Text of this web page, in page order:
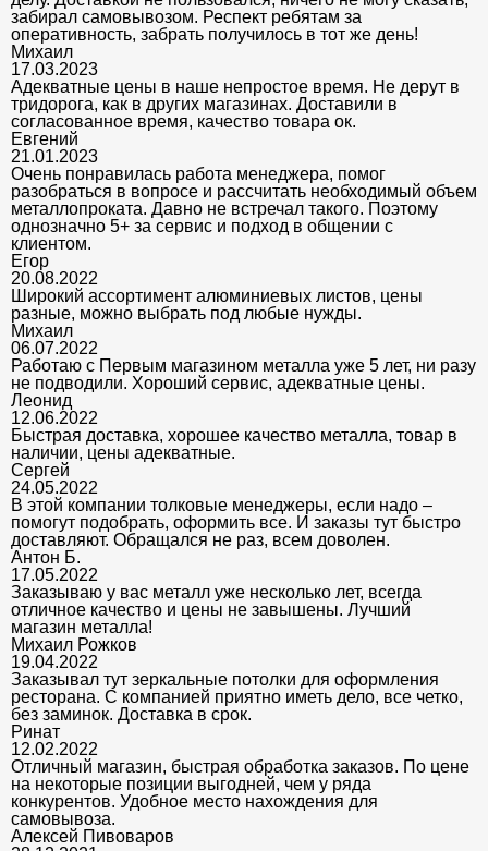
забирал самовывозом. Респект ребятам за
оперативность, забрать получилось в тот же день!
Михаил
17.03.2023
Адекватные цены в наше непростое время. Не дерут в
тридорога, как в других магазинах. Доставили в
согласованное время, качество товара ок.
Евгений
21.01.2023
Очень понравилась работа менеджера, помог
разобраться в вопросе и рассчитать необходимый объем
металлопроката. Давно не встречал такого. Поэтому
однозначно 5+ за сервис и подход в общении с
клиентом.
Егор
20.08.2022
Широкий ассортимент алюминиевых листов, цены
разные, можно выбрать под любые нужды.
Михаил
06.07.2022
Работаю с Первым магазином металла уже 5 лет, ни разу
не подводили. Хороший сервис, адекватные цены.
Леонид
12.06.2022
Быстрая доставка, хорошее качество металла, товар в
наличии, цены адекватные.
Сергей
24.05.2022
В этой компании толковые менеджеры, если надо –
помогут подобрать, оформить все. И заказы тут быстро
доставляют. Обращался не раз, всем доволен.
Антон Б.
17.05.2022
Заказываю у вас металл уже несколько лет, всегда
отличное качество и цены не завышены. Лучший
магазин металла!
Михаил Рожков
19.04.2022
Заказывал тут зеркальные потолки для оформления
ресторана. С компанией приятно иметь дело, все четко,
без заминок. Доставка в срок.
Ринат
12.02.2022
Отличный магазин, быстрая обработка заказов. По цене
на некоторые позиции выгодней, чем у ряда
конкурентов. Удобное место нахождения для
самовывоза.
Алексей Пивоваров